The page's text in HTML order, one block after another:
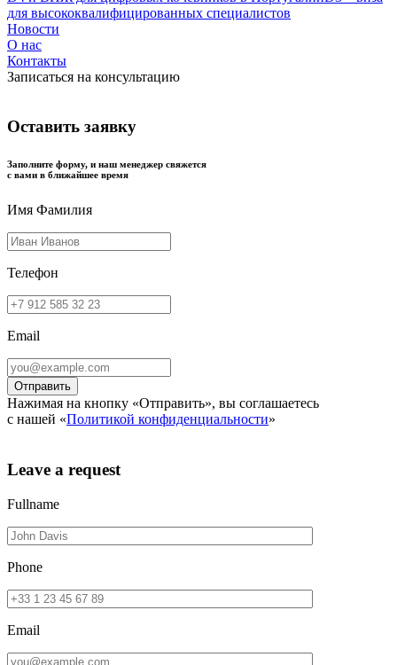
для высококвалифицированных специалистов
Новости
О нас
Контакты
Записаться на консультацию
Оставить заявку
Заполните форму, и наш менеджер свяжется
с вами в ближайшее время
Имя Фамилия
Телефон
Email
Нажимая на кнопку «Отправить», вы соглашаетесь
с нашей «Политикой конфиденциальности»
Leave a request
Fullname
Phone
Email